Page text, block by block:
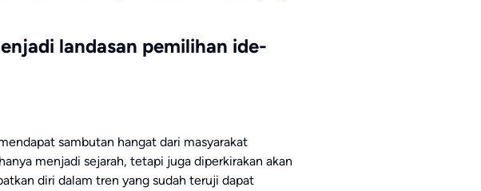
landasan pemilihan ide-
sambutan hangat dari masyarakat
menjadi sejarah, tetapi juga diperkirakan akan
diri dalam tren yang sudah teruji dapat